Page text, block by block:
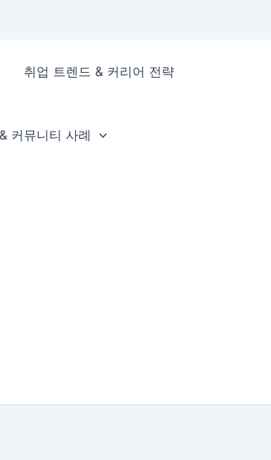
취업 트렌드 & 커리어 전략
커뮤니티 사례